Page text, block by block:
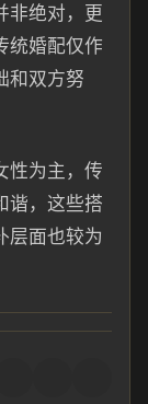
非绝对，更
统婚配仅作
和双方努
性为主，传
谐，这些搭
层面也较为